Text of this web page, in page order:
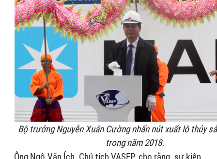
Bộ trưởng Nguyễn Xuân Cường nhấn nút xuất lô thủy
trong năm 2018.